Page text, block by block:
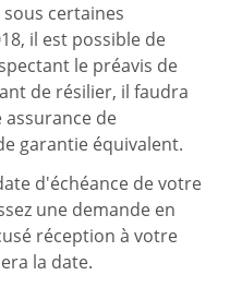
certaines
il est possible de
le préavis de
de résilier, il faudra
de
garantie équivalent.
d'échéance de votre
une demande en
réception à votre
la date.